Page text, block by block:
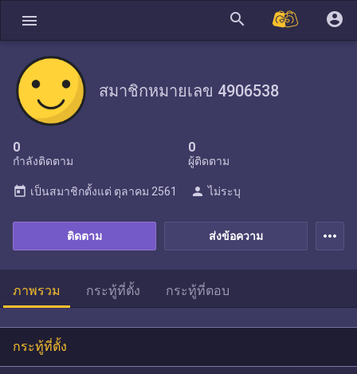
menu search account_circle
สมาชิกหมายเลข 4906538
0
กำลังติดตาม
0
ผู้ติดตาม
ส่งข้อความ
ติดตาม
today เป็นสมาชิกตั้งแต่ ตุลาคม 2561 person ไม่ระบุ
more_horiz
ภาพรวม กระทู้ที่ตั้ง กระทู้ที่ตอบ
กระทู้ที่ตั้ง